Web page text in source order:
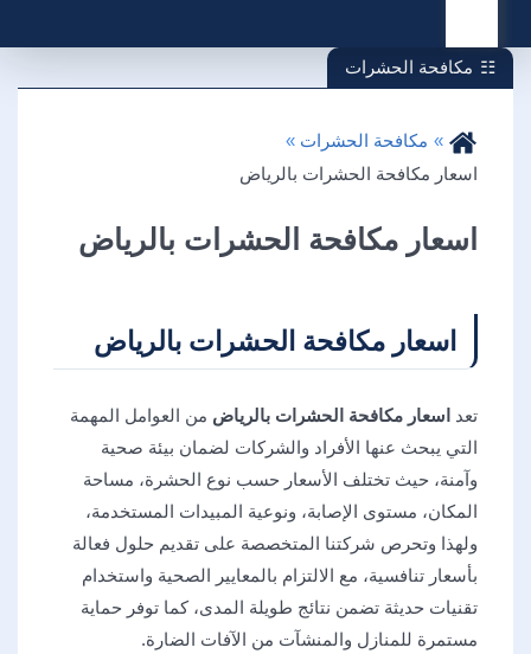
القائمة
مكافحة الحشرات
مكافحة الحشرات
اسعار مكافحة الحشرات بالرياض
اسعار مكافحة الحشرات بالرياض
اسعار مكافحة الحشرات بالرياض
تعد اسعار مكافحة الحشرات بالرياض من العوامل المهمة
التي يبحث عنها الأفراد والشركات لضمان بيئة صحية
وآمنة، حيث تختلف الأسعار حسب نوع الحشرة، مساحة
المكان، مستوى الإصابة، ونوعية المبيدات المستخدمة،
ولهذا وتحرص شركتنا المتخصصة على تقديم حلول فعالة
بأسعار تنافسية، مع الالتزام بالمعايير الصحية واستخدام
تقنيات حديثة تضمن نتائج طويلة المدى، كما توفر حماية
مستمرة للمنازل والمنشآت من الآفات الضارة.